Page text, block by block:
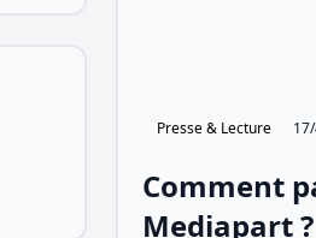
Presse & Lecture
Comment
Mediapart ?